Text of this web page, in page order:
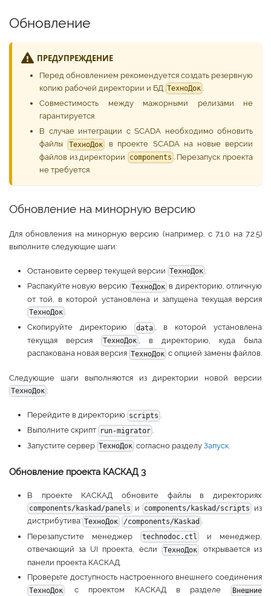
Обновление
ПРЕДУПРЕЖДЕНИЕ
Перед обновлением рекомендуется создать резервную
копию рабочей директории и БД ТехноДок
Совместимость между мажорными релизами не
гарантируется.
В случае интеграции c SCADA необходимо обновить
файлы ТехноДок
в проекте SCADA на новые версии
файлов из директории
components . Перезапуск проекта
не требуется.
Обновление на минорную версию
Для обновления на минорную версию (например, с 7.1.0 на 7.2.5)
выполните следующие шаги:
Остановите сервер текущей версии ТехноДок
Распакуйте новую версию ТехноДок в директорию, отличную
от той, в которой установлена и запущена текущая версия
ТехноДок
Скопируйте директорию
data , в которой установлена
текущая версия
ТехноДок
, в директорию, куда была
распакована новая версия ТехноДок с опцией замены файлов.
Следующие шаги выполняются из директории новой версии
ТехноДок :
Перейдите в директорию scripts .
Выполните скрипт run-migrator .
Запустите сервер ТехноДок согласно разделу Запуск
Обновление проекта КАСКАД 3
В проекте КАСКАД обновите файлы в директориях
components/kaskad/panels и components/kaskad/scripts
из
дистрибутива ТехноДок /components/Kaskad .
Перезапустите менеджер
technodoc.ctl
и менеджер,
отвечающий за UI проекта, если
ТехноДок
открывается из
панели проекта КАСКАД.
Проверьте доступность настроенного внешнего соединения
ТехноДок с проектом КАСКАД в разделе
Внешние